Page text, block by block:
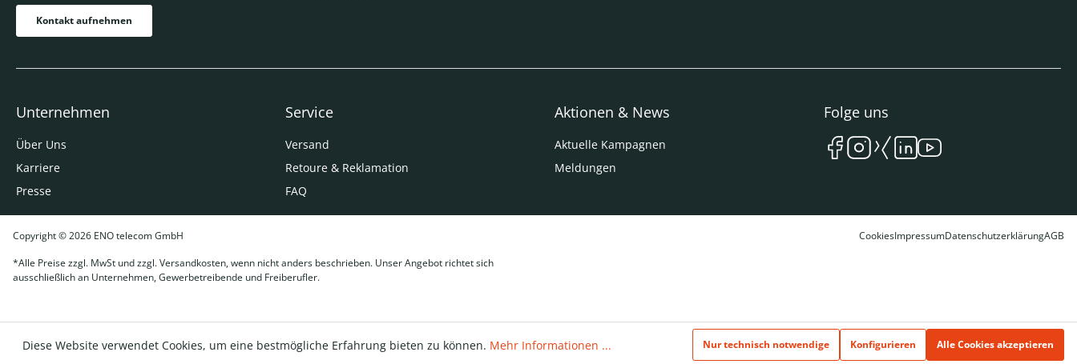
Kontakt aufnehmen
Unternehmen
Über Uns
Karriere
Presse
Service
Versand
Retoure & Reklamation
FAQ
Aktionen & News
Aktuelle Kampagnen
Meldungen
Folge uns
Copyright © 2026 ENO telecom GmbH CookiesImpressumDatenschutzerklärungAGB
*Alle Preise zzgl. MwSt und zzgl. Versandkosten, wenn nicht anders beschrieben. Unser Angebot richtet sich
ausschließlich an Unternehmen, Gewerbetreibende und Freiberufler.
Diese Website verwendet Cookies, um eine bestmögliche Erfahrung bieten zu können. Mehr Informationen ... Nur technisch notwendige Konfigurieren Alle Cookies akzeptieren